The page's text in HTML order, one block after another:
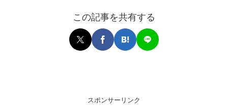
この記事を共有する
スポンサーリンク